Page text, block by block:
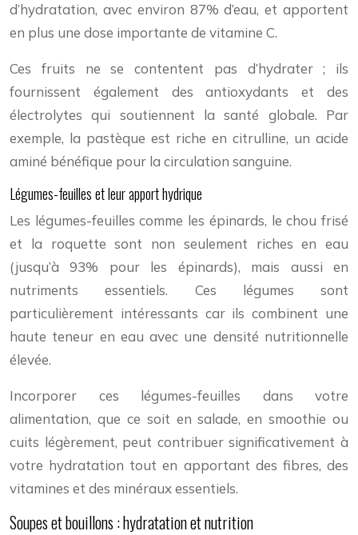
d’hydratation, avec environ 87% d’eau, et apportent
en plus une dose importante de vitamine C.
Ces fruits ne se contentent pas d’hydrater ; ils
fournissent également des antioxydants et des
électrolytes qui soutiennent la santé globale. Par
exemple, la pastèque est riche en citrulline, un acide
aminé bénéfique pour la circulation sanguine.
Légumes-feuilles et leur apport hydrique
Les légumes-feuilles comme les épinards, le chou frisé
et la roquette sont non seulement riches en eau
(jusqu’à 93% pour les épinards), mais aussi en
nutriments essentiels. Ces légumes sont
particulièrement intéressants car ils combinent une
haute teneur en eau avec une densité nutritionnelle
élevée.
Incorporer ces légumes-feuilles dans votre
alimentation, que ce soit en salade, en smoothie ou
cuits légèrement, peut contribuer significativement à
votre hydratation tout en apportant des fibres, des
vitamines et des minéraux essentiels.
Soupes et bouillons : hydratation et nutrition